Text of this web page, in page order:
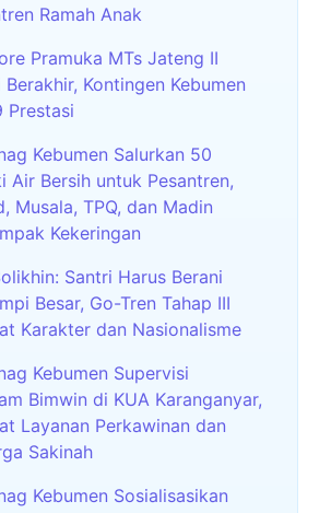
Ramah Anak
Pramuka MTs Jateng II
Berakhir, Kontingen Kebumen
Prestasi
Kebumen Salurkan 50
Air Bersih untuk Pesantren,
Musala, TPQ, dan Madin
Kekeringan
Santri Harus Berani
Besar, Go-Tren Tahap III
Karakter dan Nasionalisme
Kebumen Supervisi
Bimwin di KUA Karanganyar,
Layanan Perkawinan dan
Sakinah
Kebumen Sosialisasikan